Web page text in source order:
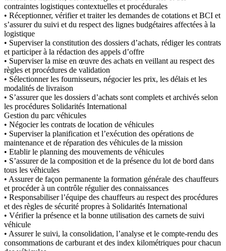
contraintes logistiques contextuelles et procédurales
• Réceptionner, vérifier et traiter les demandes de cotations et BCI et
s’assurer du suivi et du respect des lignes budgétaires affectées à la
logistique
• Superviser la constitution des dossiers d’achats, rédiger les contrats
et participer à la rédaction des appels d’offre
• Superviser la mise en œuvre des achats en veillant au respect des
règles et procédures de validation
• Sélectionner les fournisseurs, négocier les prix, les délais et les
modalités de livraison
• S’assurer que les dossiers d’achats sont complets et archivés selon
les procédures Solidarités International
Gestion du parc véhicules
• Négocier les contrats de location de véhicules
• Superviser la planification et l’exécution des opérations de
maintenance et de réparation des véhicules de la mission
• Etablir le planning des mouvements de véhicules
• S’assurer de la composition et de la présence du lot de bord dans
tous les véhicules
• Assurer de façon permanente la formation générale des chauffeurs
et procéder à un contrôle régulier des connaissances
• Responsabiliser l’équipe des chauffeurs au respect des procédures
et des règles de sécurité propres à Solidarités International
• Vérifier la présence et la bonne utilisation des carnets de suivi
véhicule
• Assurer le suivi, la consolidation, l’analyse et le compte-rendu des
consommations de carburant et des index kilométriques pour chacun